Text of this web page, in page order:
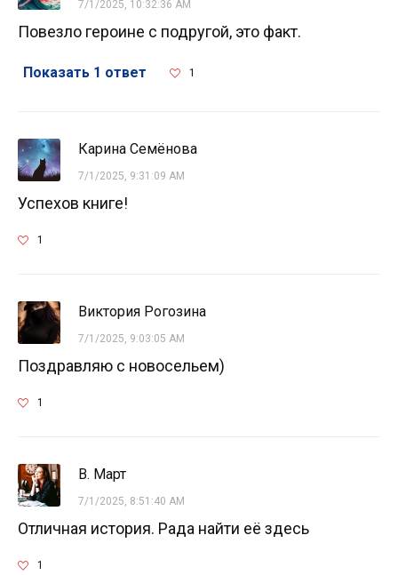
7/1/2025, 10:32:36 AM
Повезло героине с подругой, это факт.
Показать 1 ответ 1
Карина Семёнова
7/1/2025, 9:31:09 AM
Успехов книге!
1
Виктория Рогозина
7/1/2025, 9:03:05 AM
Поздравляю с новосельем)
1
В. Март
7/1/2025, 8:51:40 AM
Отличная история. Рада найти её здесь
1